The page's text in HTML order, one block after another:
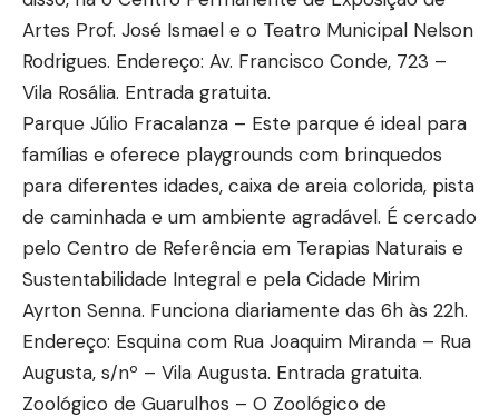
Artes Prof. José Ismael e o Teatro Municipal Nelson
Rodrigues. Endereço: Av. Francisco Conde, 723 –
Vila Rosália. Entrada gratuita.
Parque Júlio Fracalanza – Este parque é ideal para
famílias e oferece playgrounds com brinquedos
para diferentes idades, caixa de areia colorida, pista
de caminhada e um ambiente agradável. É cercado
pelo Centro de Referência em Terapias Naturais e
Sustentabilidade Integral e pela Cidade Mirim
Ayrton Senna. Funciona diariamente das 6h às 22h.
Endereço: Esquina com Rua Joaquim Miranda – Rua
Augusta, s/nº – Vila Augusta. Entrada gratuita.
Zoológico de Guarulhos – O Zoológico de